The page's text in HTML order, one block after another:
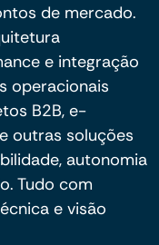
de mercado.
e integração
operacionais
B2B, e-
outras soluções
autonomia
Tudo com
e visão